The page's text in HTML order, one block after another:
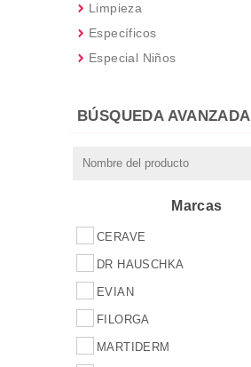
Limpieza
Específicos
Especial Niños
BÚSQUEDA AVANZADA
Marcas
CERAVE
DR HAUSCHKA
EVIAN
FILORGA
MARTIDERM